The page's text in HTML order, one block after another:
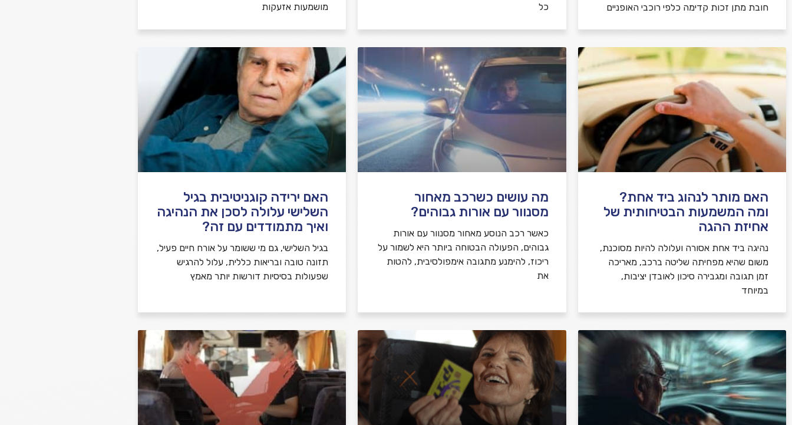
חובת מתן זכות קדימה כלפי רוכבי האופניים
כל
מושמעות אזעקות
האם מותר לנהוג ביד אחת?
ומה המשמעות הבטיחותית של
אחיזת ההגה
נהיגה ביד אחת אסורה ועלולה להיות מסוכנת,
משום שהיא מפחיתה שליטה ברכב, מאריכה
זמן תגובה ומגבירה סיכון לאובדן יציבות,
במיוחד
מה עושים כשרכב מאחור
מסנוור עם אורות גבוהים?
כאשר רכב הנוסע מאחור מסנוור עם אורות
גבוהים, הפעולה הבטוחה ביותר היא לשמור על
ריכוז, להימנע מתגובה אימפולסיבית, להטות
את
האם ירידה קוגניטיבית בגיל
השלישי עלולה לסכן את הנהיגה
ואיך מתמודדים עם זה?
בגיל השלישי, גם מי ששומר על אורח חיים פעיל,
תזונה טובה ובריאות כללית, עלול להרגיש
שפעולות בסיסיות דורשות יותר מאמץ